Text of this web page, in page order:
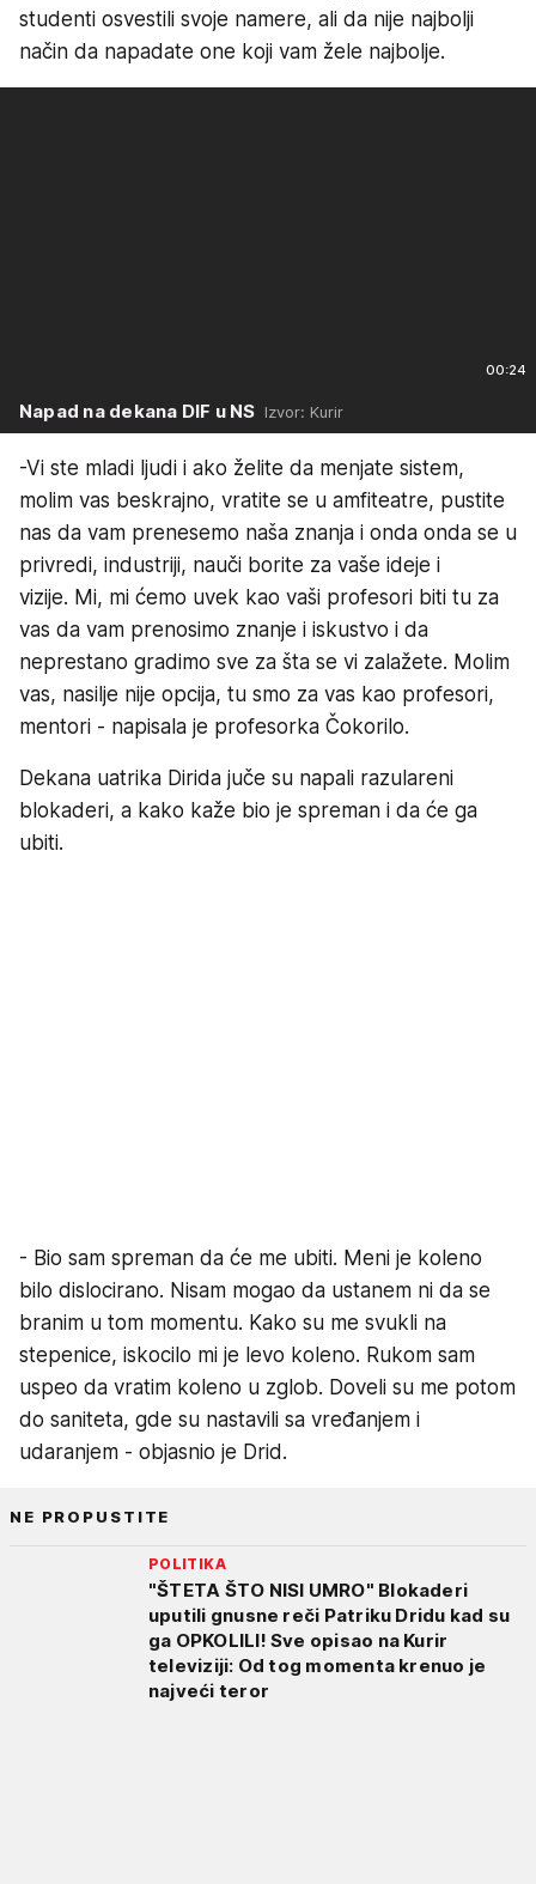
studenti osvestili svoje namere, ali da nije najbolji
način da napadate one koji vam žele najbolje.
00:24
Napad na dekana DIF u NS Izvor: Kurir
-Vi ste mladi ljudi i ako želite da menjate sistem,
molim vas beskrajno, vratite se u amfiteatre, pustite
nas da vam prenesemo naša znanja i onda onda se u
privredi, industriji, nauči borite za vaše ideje i
vizije. Mi, mi ćemo uvek kao vaši profesori biti tu za
vas da vam prenosimo znanje i iskustvo i da
neprestano gradimo sve za šta se vi zalažete. Molim
vas, nasilje nije opcija, tu smo za vas kao profesori,
mentori - napisala je profesorka Čokorilo.
Dekana uatrika Dirida juče su napali razulareni
blokaderi, a kako kaže bio je spreman i da će ga
ubiti.
- Bio sam spreman da će me ubiti. Meni je koleno
bilo dislocirano. Nisam mogao da ustanem ni da se
branim u tom momentu. Kako su me svukli na
stepenice, iskocilo mi je levo koleno. Rukom sam
uspeo da vratim koleno u zglob. Doveli su me potom
do saniteta, gde su nastavili sa vređanjem i
udaranjem - objasnio je Drid.
NE PROPUSTITE
POLITIKA
"ŠTETA ŠTO NISI UMRO" Blokaderi
uputili gnusne reči Patriku Dridu kad su
ga OPKOLILI! Sve opisao na Kurir
televiziji: Od tog momenta krenuo je
najveći teror